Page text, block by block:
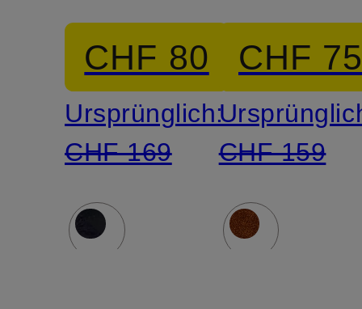
CHF 80
Ursprünglich:
CHF 169
CHF
CHF 159